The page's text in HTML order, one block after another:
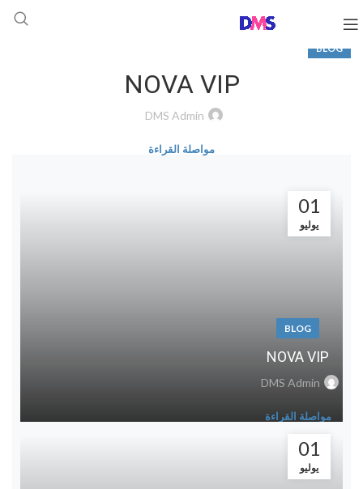
BLOG
NOVA VIP
DMS Admin
مواصلة القراءة
01
يوليو
BLOG
NOVA VIP
DMS Admin
مواصلة القراءة
01
يوليو